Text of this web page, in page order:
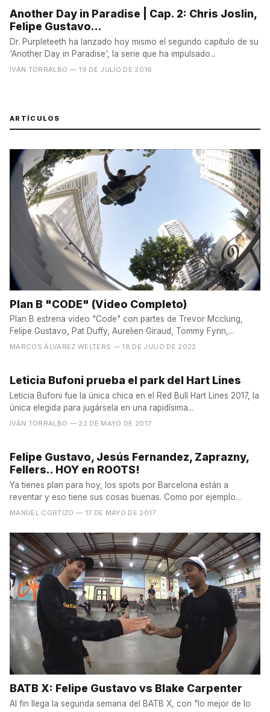
Another Day in Paradise | Cap. 2: Chris Joslin,
Felipe Gustavo...
Dr. Purpleteeth ha lanzado hoy mismo el segundo capítulo de su
'Another Day in Paradise', la serie que ha impulsado...
IVÁN TORRALBO — 19 DE JULIO DE 2016
ARTÍCULOS
Plan B "CODE" (Video Completo)
Plan B estrena video "Code" con partes de Trevor Mcclung,
Felipe Gustavo, Pat Duffy, Aurelien Giraud, Tommy Fynn,...
MARCOS ÁLVAREZ WELTERS — 18 DE JULIO DE 2022
Leticia Bufoni prueba el park del Hart Lines
Leticia Bufoni fue la única chica en el Red Bull Hart Lines 2017, la
única elegida para jugársela en una rapidísima...
IVÁN TORRALBO — 22 DE MAYO DE 2017
Felipe Gustavo, Jesús Fernandez, Zaprazny,
Fellers.. HOY en ROOTS!
Ya tienes plan para hoy, los spots por Barcelona están a
reventar y eso tiene sus cosas buenas. Como por ejemplo
poder...
MANUEL CORTIZO — 17 DE MAYO DE 2017
BATB X: Felipe Gustavo vs Blake Carpenter
Al fin llega la segunda semana del BATB X, con "lo mejor de lo